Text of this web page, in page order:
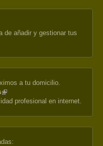
de añadir y gestionar tus
a tu domicilio.
(link
is
profesional en internet.